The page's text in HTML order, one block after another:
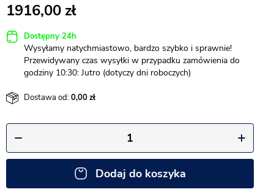
1916,00
Dostępny 24h
Wysyłamy natychmiastowo, bardzo szybko i sprawnie!
Przewidywany czas wysyłki w przypadku zamówienia do
godziny 10:30: Jutro (dotyczy dni roboczych)
Dostawa od:0,00
Dodaj do koszyka